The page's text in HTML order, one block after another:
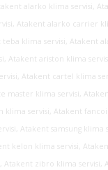
alarko klima servisi,
Atakent alarko carrier
klima servisi, Atakent
Atakent ariston klima
Atakent cartel klima
master klima servisi,
klima servisi, Atakent
Atakent samsung
kelon klima servisi,
Atakent zibro klima